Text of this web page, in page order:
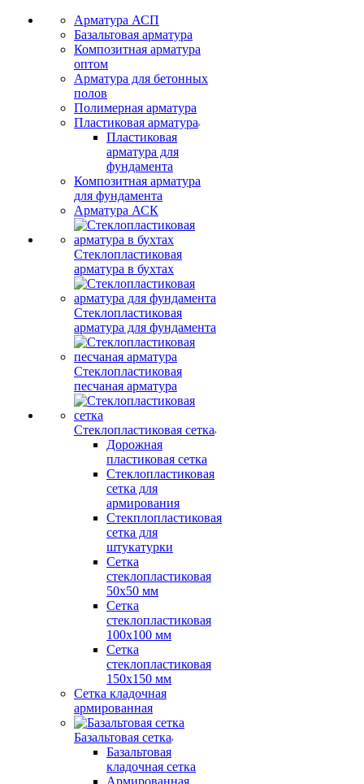
Арматура АСП
Базальтовая арматура
Композитная арматура
оптом
Арматура для бетонных
полов
Полимерная арматура
Пластиковая арматура
Пластиковая
арматура для
фундамента
Композитная арматура
для фундамента
Арматура АСК
Стеклопластиковая
арматура в бухтах
Стеклопластиковая
арматура для фундамента
Стеклопластиковая
песчаная арматура
Стеклопластиковая сетка
Дорожная
пластиковая сетка
Стеклопластиковая
сетка для
армирования
Стекплопластиковая
сетка для
штукатурки
Сетка
стеклопластиковая
50x50 мм
Сетка
стеклопластиковая
100x100 мм
Сетка
стеклопластиковая
150x150 мм
Сетка кладочная
армированная
Базальтовая сетка
Базальтовая
кладочная сетка
Армированная